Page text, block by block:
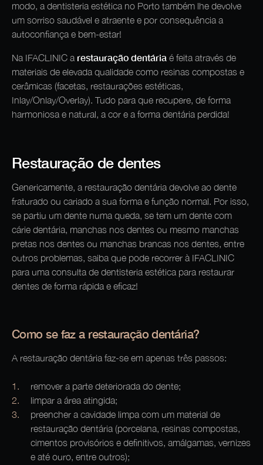
modo, a dentisteria estética no Porto também lhe devolve
um sorriso saudável e atraente e por consequência a
autoconfiança e bem-estar!
Na IFACLINIC a restauração dentária é feita através de
materiais de elevada qualidade como resinas compostas e
cerâmicas (facetas, restaurações estéticas,
Inlay/Onlay/Overlay). Tudo para que recupere, de forma
harmoniosa e natural, a cor e a forma dentária perdida!
Restauração de dentes
Genericamente, a restauração dentária devolve ao dente
fraturado ou cariado a sua forma e função normal. Por isso,
se partiu um dente numa queda, se tem um dente com
cárie dentária, manchas nos dentes ou mesmo manchas
pretas nos dentes ou manchas brancas nos dentes, entre
outros problemas, saiba que pode recorrer à IFACLINIC
para uma consulta de dentisteria estética para restaurar
dentes de forma rápida e eficaz!
Como se faz a restauração dentária?
A restauração dentária faz-se em apenas três passos:
remover a parte deteriorada do dente;
limpar a área atingida;
preencher a cavidade limpa com um material de
restauração dentária (porcelana, resinas compostas,
cimentos provisórios e definitivos, amálgamas, vernizes
e até ouro, entre outros);